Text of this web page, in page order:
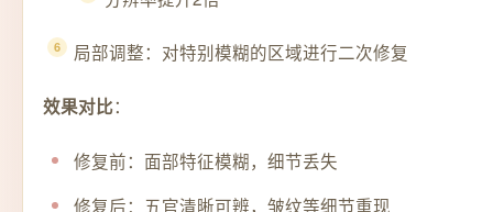
局部调整：对特别模糊的区域进行二次修复
效果对比：
修复前：面部特征模糊，细节丢失
修复后：五官清晰可辨，皱纹等细节重现